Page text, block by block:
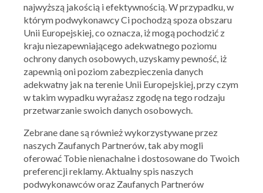
Abonent lub użytkownik końcowy może wyrazić zgodę, o
której mowa w ust. 1 pkt 2, za pomocą ustawień
oprogramowania zainstalowanego w wykorzystywanym
przez niego telekomunikacyjnym urządzeniu końcowym lub
konfiguracji usługi.
Warunków, o których mowa w ust. 1, nie stosuje się, jeżeli
przechowywanie lub uzyskanie dostępu do informacji, o
której mowa w ust. 1, jest konieczne do:
wykonania transmisji komunikatu za pośrednictwem
dostarczania usługi telekomunikacyjnej lub usługi
świadczonej drogą elektroniczną, żądanej przez
abonenta lub użytkownika końcowego.
najwyższą jakością i efektywnością. W przypadku, w
którym podwykonawcy Ci pochodzą spoza obszaru
Unii Europejskiej, co oznacza, iż mogą pochodzić z
kraju niezapewniającego adekwatnego poziomu
ochrony danych osobowych, uzyskamy pewność, iż
zapewnią oni poziom zabezpieczenia danych
adekwatny jak na terenie Unii Europejskiej, przy czym
w takim wypadku wyrażasz zgodę na tego rodzaju
przetwarzanie swoich danych osobowych.
Zebrane dane są również wykorzystywane przez
naszych Zaufanych Partnerów, tak aby mogli
oferować Tobie nienachalne i dostosowane do Twoich
preferencji reklamy. Aktualny spis naszych
podwykonawców oraz Zaufanych Partnerów